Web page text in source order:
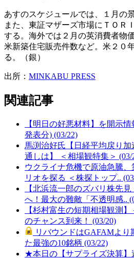
あすのスケジュールでは、１月の
また、東証マザーズ市場にＴＯＲ
する。海外では２月の英消費者物
米新築住宅販売件数など。米２０
る。（銀）
出所： MINKABU PRESS
関連記事
【明日の好悪材料】を開示
発表分) (03/22)
馬渕治好氏【日経平均戻り
通しは】 ＜相場観特集＞ (03/
ウクライナ危機で原油急騰
リオを探る ＜株探トップ..
【北浜流一郎のズバリ株先
へ！最大の難敵「不透明感..
【杉村富生の短期相場観測
のチャンス到来！ (03/20)
リバウンドはGAFAMよ
た最強の10銘柄 (03/22)
★本日の【サプライズ決算】